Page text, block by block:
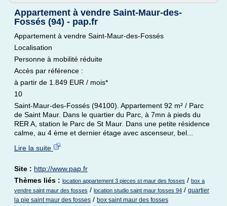
Appartement à vendre Saint-Maur-des-
Fossés (94) - pap.fr
Appartement à vendre Saint-Maur-des-Fossés
Localisation
Personne à mobilité réduite
Accès par référence :
à partir de 1.849 EUR / mois*
10
Saint-Maur-des-Fossés (94100). Appartement 92 m² / Parc
de Saint Maur. Dans le quartier du Parc, à 7mn à pieds du
RER A, station le Parc de St Maur. Dans une petite résidence
calme, au 4 ème et dernier étage avec ascenseur, bel...
Lire la suite
Site : http://www.pap.fr
Thèmes liés : location appartement 3 pieces st maur des fosses / box a
vendre saint maur des fosses / location studio saint maur fosses 94 / quartier
la pie saint maur des fosses / box saint maur des fosses